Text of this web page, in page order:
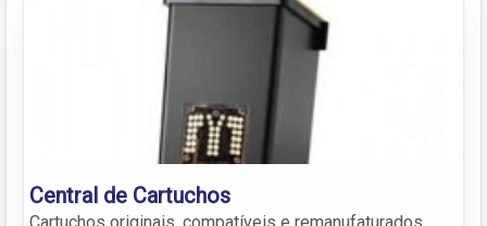
Central de Cartuchos
Cartuchos originais, compatíveis e remanufaturados